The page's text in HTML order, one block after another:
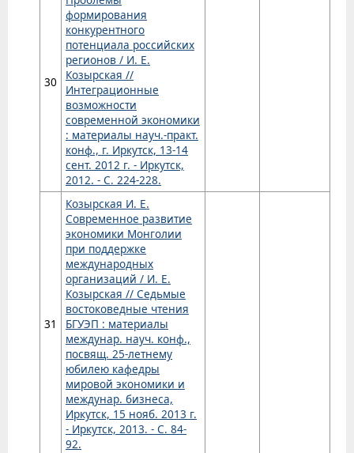
30
формирования
конкурентного
потенциала российских
регионов / И. Е.
Козырская //
Интеграционные
возможности
современной экономики
: материалы науч.-практ.
конф., г. Иркутск, 13-14
сент. 2012 г. - Иркутск,
2012. - С. 224-228.
31
Козырская И. Е.
Современное развитие
экономики Монголии
при поддержке
международных
организаций / И. Е.
Козырская // Седьмые
востоковедные чтения
БГУЭП : материалы
междунар. науч. конф.,
посвящ. 25-летнему
юбилею кафедры
мировой экономики и
междунар. бизнеса,
Иркутск, 15 нояб. 2013 г.
- Иркутск, 2013. - С. 84-
92.